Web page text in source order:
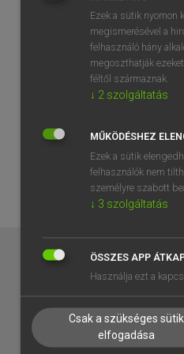
EGYÉNI FELHASZNÁLÓKNAK
TANULÓKNAK
VÁLLALATI MEGOLDÁSOK
Ezek a sütik nyomon
megismerésével a
felhasználó hány
megoszthatják
féltől származnak.
↓ 2 szolgáltatás
MŰKÖDÉSHEZ
Ezek a sütik
felhasználók nem
személyre szabott
↓ 3 szolgáltatás
ÖSSZES APP
Használja ezt a
Csak a szükséges sütik
elfogadása